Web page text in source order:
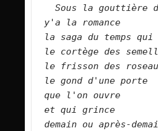
Sous la gouttière
y'a la romance
la saga du temps
le cortège des
le frisson des
le gond d'une porte
que l'on ouvre
et qui grince
demain ou après-